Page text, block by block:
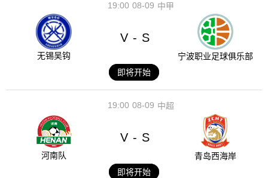
08-09
19:00 中甲
无锡吴钩
V - S
宁波职业足球俱乐部
即将开始
08-09
19:00 中超
河南队
V - S
青岛西海岸
即将开始